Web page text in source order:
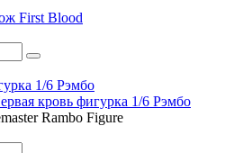
First Blood
кровь фигурка 1/6 Рэмбо
Rambo Figure